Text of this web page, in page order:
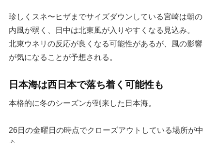
珍しくスネ〜ヒザまでサイズダウンしている宮崎は朝の
内風が弱く、日中は北東風が入りやすくなる見込み。
北東ウネリの反応が良くなる可能性があるが、風の影響
が気になることが予想される。
日本海は西日本で落ち着く可能性も
本格的に冬のシーズンが到来した日本海。
26日の金曜日の時点でクローズアウトしている場所が中